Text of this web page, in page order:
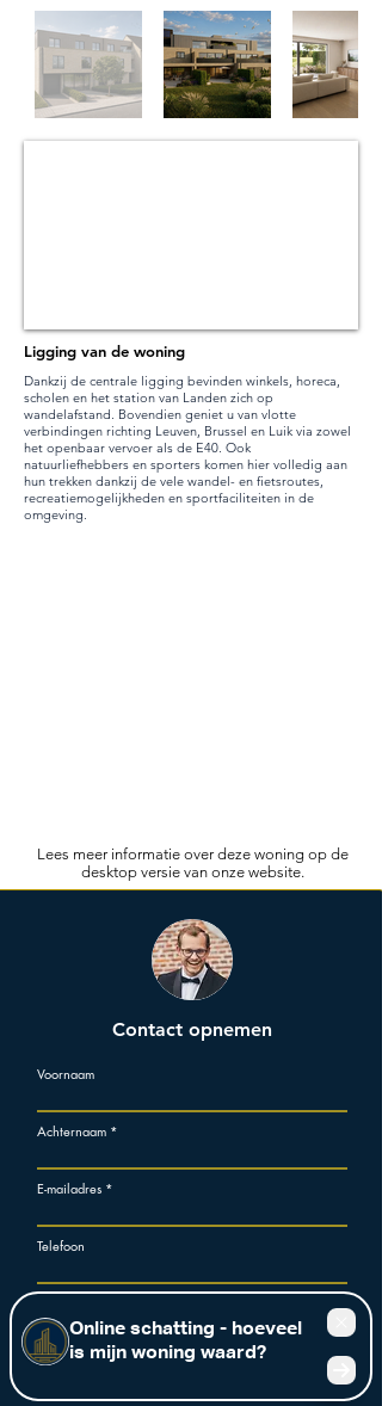
Ligging van de woning
Dankzij de centrale ligging bevinden winkels, horeca,
scholen en het station van Landen zich op
wandelafstand. Bovendien geniet u van vlotte
verbindingen richting Leuven, Brussel en Luik via zowel
het openbaar vervoer als de E40. Ook
natuurliefhebbers en sporters komen hier volledig aan
hun trekken dankzij de vele wandel- en fietsroutes,
recreatiemogelijkheden en sportfaciliteiten in de
omgeving.
Lees meer informatie over deze woning op de
desktop versie van onze website.
Contact opnemen
Voornaam
Achternaam
E-mailadres
Telefoon